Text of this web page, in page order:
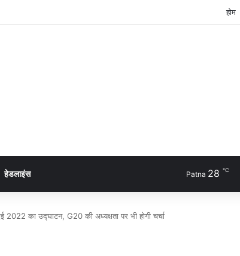
होम
हेडलाइंस Patna 28 ℃
का उद्घाटन, G20 की अध्यक्षता पर भी होगी चर्चा